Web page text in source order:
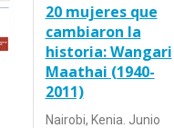
20 mujeres que
cambiaron la
historia: Wangari
Maathai (1940-
2011)
Nairobi, Kenia. Junio